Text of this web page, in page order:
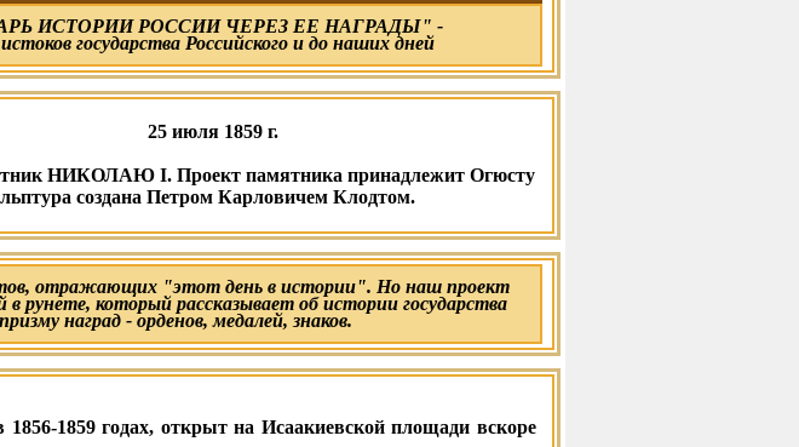
ИСТОРИИ РОССИИ ЧЕРЕЗ ЕЕ НАГРАДЫ" -
государства Российского и до наших дней
25 июля 1859 г.
НИКОЛАЮ I. Проект памятника принадлежит Огюсту
создана Петром Карловичем Клодтом.
отражающих "этот день в истории". Но наш проект
рунете, который рассказывает об истории государства
наград - орденов, медалей, знаков.
1859 годах, открыт на Исаакиевской площади вскоре